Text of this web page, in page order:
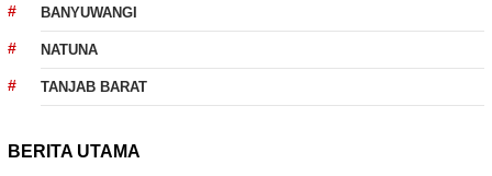
BANYUWANGI
NATUNA
TANJAB BARAT
BERITA UTAMA